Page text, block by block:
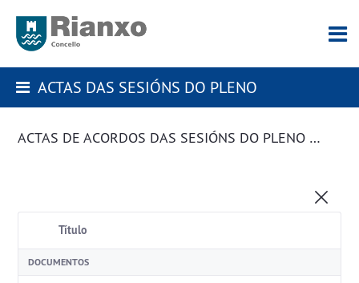
ACTAS DAS SESIÓNS DO PLENO
ACTAS DE ACORDOS DAS SESIÓNS DO PLENO DA CORPORACIÓN
Título
DOCUMENTOS